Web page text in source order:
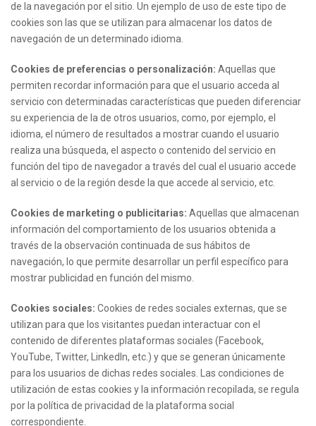
de la navegación por el sitio. Un ejemplo de uso de este tipo de
cookies son las que se utilizan para almacenar los datos de
navegación de un determinado idioma.
Cookies de preferencias o personalización: Aquellas que
permiten recordar información para que el usuario acceda al
servicio con determinadas características que pueden diferenciar
su experiencia de la de otros usuarios, como, por ejemplo, el
idioma, el número de resultados a mostrar cuando el usuario
realiza una búsqueda, el aspecto o contenido del servicio en
función del tipo de navegador a través del cual el usuario accede
al servicio o de la región desde la que accede al servicio, etc.
Cookies de marketing o publicitarias: Aquellas que almacenan
información del comportamiento de los usuarios obtenida a
través de la observación continuada de sus hábitos de
navegación, lo que permite desarrollar un perfil específico para
mostrar publicidad en función del mismo.
Cookies sociales: Cookies de redes sociales externas, que se
utilizan para que los visitantes puedan interactuar con el
contenido de diferentes plataformas sociales (Facebook,
YouTube, Twitter, LinkedIn, etc.) y que se generan únicamente
para los usuarios de dichas redes sociales. Las condiciones de
utilización de estas cookies y la información recopilada, se regula
por la política de privacidad de la plataforma social
correspondiente.